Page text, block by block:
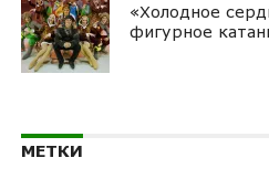
«Холодное
фигурное
МЕТКИ